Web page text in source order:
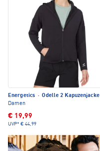
Energetics · Odelle 2 Kapuzenjacke
Damen
€ 19,99
UVP* € 44,99